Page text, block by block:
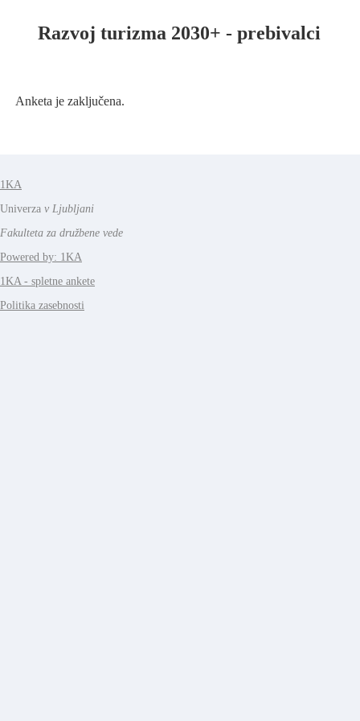
Razvoj turizma 2030+ - prebivalci
Anketa je zaključena.
1KA
Univerza v Ljubljani
Fakulteta za družbene vede
Powered by: 1KA
1KA - spletne ankete
Politika zasebnosti